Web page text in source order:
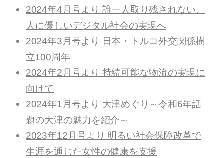
2024年4月号より 誰一人取り残されない、
人に優しいデジタル社会の実現へ
2024年3月号より 日本・トルコ外交関係樹
立100周年
2024年2月号より 持続可能な物流の実現に
向けて
2024年1月号より 大津めぐり～令和6年話
題の大津の魅力を紹介～
2023年12月号より 明るい社会保障改革で
生涯を通じた女性の健康を支援